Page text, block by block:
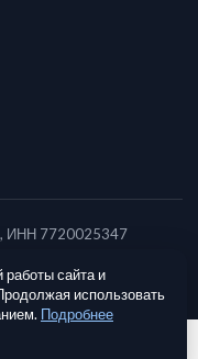
ИНН 7720025347
сайта и
использовать
Подробнее